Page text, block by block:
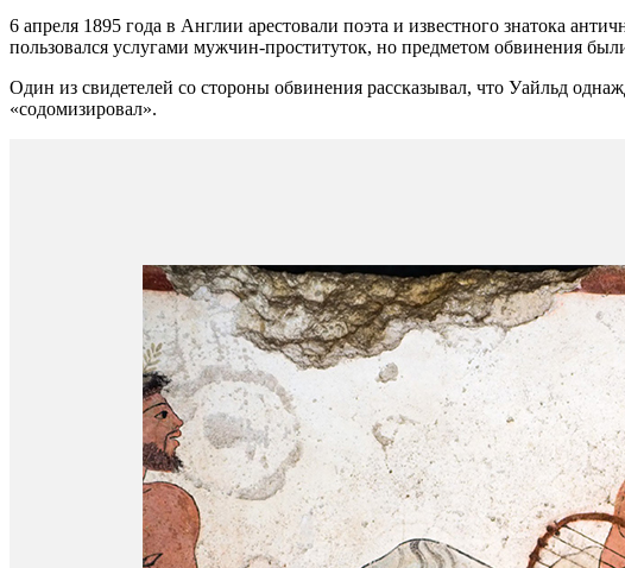
6 апреля 1895 года в Англии арестовали поэта и известного знатока
пользовался услугами мужчин-проституток, но предметом обвинения
Один из свидетелей со стороны обвинения рассказывал, что Уайльд
«содомизировал».